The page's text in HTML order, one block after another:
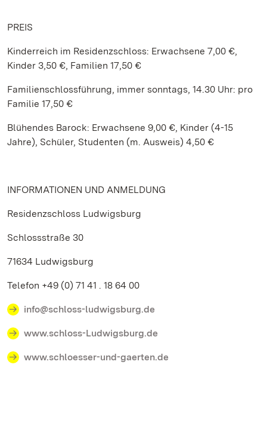
PREIS
Kinderreich im Residenzschloss: Erwachsene 7,00 €,
Kinder 3,50 €, Familien 17,50 €
Familienschlossführung, immer sonntags, 14.30 Uhr: pro
Familie 17,50 €
Blühendes Barock: Erwachsene 9,00 €, Kinder (4-15
Jahre), Schüler, Studenten (m. Ausweis) 4,50 €
INFORMATIONEN UND ANMELDUNG
Residenzschloss Ludwigsburg
Schlossstraße 30
71634 Ludwigsburg
Telefon +49 (0) 71 41 . 18 64 00
info@schloss-ludwigsburg.de
www.schloss-Ludwigsburg.de
www.schloesser-und-gaerten.de